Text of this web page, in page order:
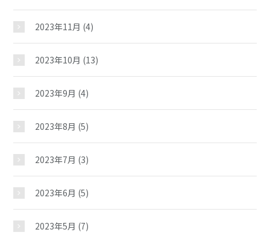
施設紹介
ギャラリー
教室紹介
児童クラブ
2023年11月 (4)
2023年10月 (13)
2023年9月 (4)
2023年8月 (5)
2023年7月 (3)
2023年6月 (5)
2023年5月 (7)